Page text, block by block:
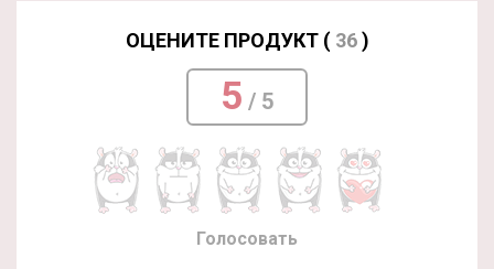
ОЦЕНИТЕ ПРОДУКТ ( 36)
5 / 5
Голосовать